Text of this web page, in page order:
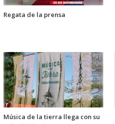
Regata de la prensa
Música de la tierra llega con su